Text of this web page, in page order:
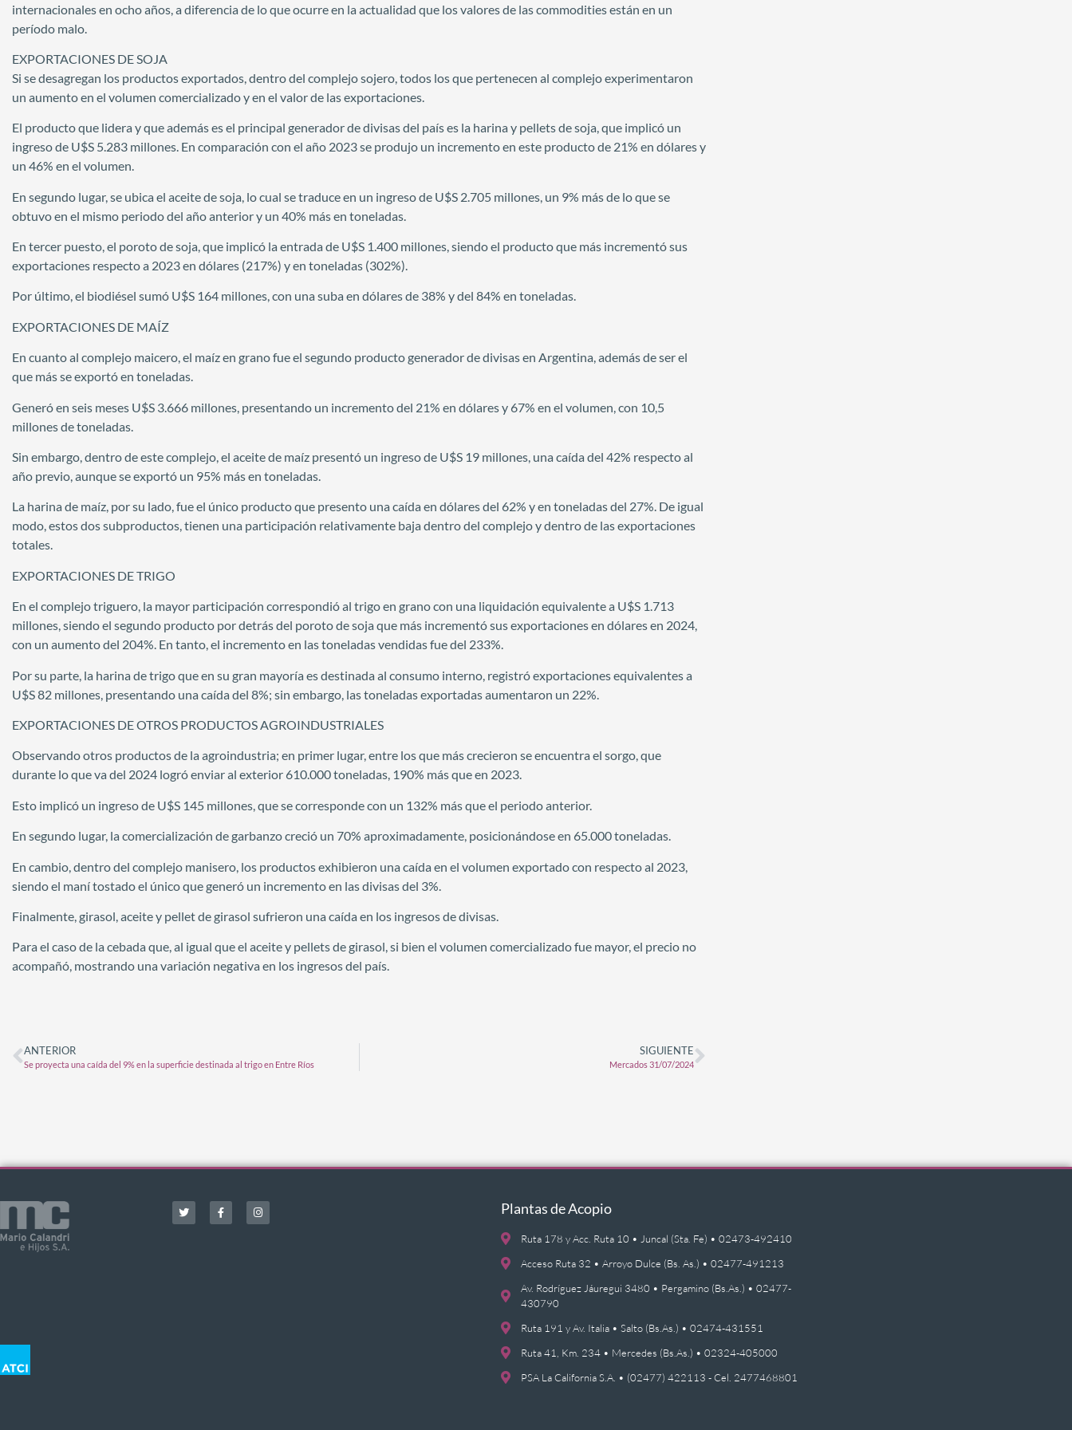
internacionales en ocho años, a diferencia de lo que ocurre en la actualidad que los valores de las commodities están en un
período malo.
EXPORTACIONES DE SOJA
Si se desagregan los productos exportados, dentro del complejo sojero, todos los que pertenecen al complejo experimentaron
un aumento en el volumen comercializado y en el valor de las exportaciones.
El producto que lidera y que además es el principal generador de divisas del país es la harina y pellets de soja, que implicó un
ingreso de U$S 5.283 millones. En comparación con el año 2023 se produjo un incremento en este producto de 21% en dólares y
un 46% en el volumen.
En segundo lugar, se ubica el aceite de soja, lo cual se traduce en un ingreso de U$S 2.705 millones, un 9% más de lo que se
obtuvo en el mismo periodo del año anterior y un 40% más en toneladas.
En tercer puesto, el poroto de soja, que implicó la entrada de U$S 1.400 millones, siendo el producto que más incrementó sus
exportaciones respecto a 2023 en dólares (217%) y en toneladas (302%).
Por último, el biodiésel sumó U$S 164 millones, con una suba en dólares de 38% y del 84% en toneladas.
EXPORTACIONES DE MAÍZ
En cuanto al complejo maicero, el maíz en grano fue el segundo producto generador de divisas en Argentina, además de ser el
que más se exportó en toneladas.
Generó en seis meses U$S 3.666 millones, presentando un incremento del 21% en dólares y 67% en el volumen, con 10,5
millones de toneladas.
Sin embargo, dentro de este complejo, el aceite de maíz presentó un ingreso de U$S 19 millones, una caída del 42% respecto al
año previo, aunque se exportó un 95% más en toneladas.
La harina de maíz, por su lado, fue el único producto que presento una caída en dólares del 62% y en toneladas del 27%. De igual
modo, estos dos subproductos, tienen una participación relativamente baja dentro del complejo y dentro de las exportaciones
totales.
EXPORTACIONES DE TRIGO
En el complejo triguero, la mayor participación correspondió al trigo en grano con una liquidación equivalente a U$S 1.713
millones, siendo el segundo producto por detrás del poroto de soja que más incrementó sus exportaciones en dólares en 2024,
con un aumento del 204%. En tanto, el incremento en las toneladas vendidas fue del 233%.
Por su parte, la harina de trigo que en su gran mayoría es destinada al consumo interno, registró exportaciones equivalentes a
U$S 82 millones, presentando una caída del 8%; sin embargo, las toneladas exportadas aumentaron un 22%.
EXPORTACIONES DE OTROS PRODUCTOS AGROINDUSTRIALES
Observando otros productos de la agroindustria; en primer lugar, entre los que más crecieron se encuentra el sorgo, que
durante lo que va del 2024 logró enviar al exterior 610.000 toneladas, 190% más que en 2023.
Esto implicó un ingreso de U$S 145 millones, que se corresponde con un 132% más que el periodo anterior.
En segundo lugar, la comercialización de garbanzo creció un 70% aproximadamente, posicionándose en 65.000 toneladas.
En cambio, dentro del complejo manisero, los productos exhibieron una caída en el volumen exportado con respecto al 2023,
siendo el maní tostado el único que generó un incremento en las divisas del 3%.
Finalmente, girasol, aceite y pellet de girasol sufrieron una caída en los ingresos de divisas.
Para el caso de la cebada que, al igual que el aceite y pellets de girasol, si bien el volumen comercializado fue mayor, el precio no
acompañó, mostrando una variación negativa en los ingresos del país.
ANTERIOR
Se proyecta una caída del 9% en la superficie destinada al trigo en Entre Ríos
SIGUIENTE
Mercados 31/07/2024
Plantas de Acopio
Ruta 178 y Acc. Ruta 10 • Juncal (Sta. Fe) • 02473-492410
Acceso Ruta 32 • Arroyo Dulce (Bs. As.) • 02477-491213
Av. Rodríguez Jáuregui 3480 • Pergamino (Bs.As.) • 02477-
430790
Ruta 191 y Av. Italia • Salto (Bs.As.) • 02474-431551
Ruta 41, Km. 234 • Mercedes (Bs.As.) • 02324-405000
PSA La California S.A. • (02477) 422113 - Cel. 2477468801